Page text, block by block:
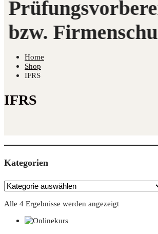
Home
Shop
IFRS
IFRS
Kate­go­rien
Alle 4 Ergebnisse werden angezeigt